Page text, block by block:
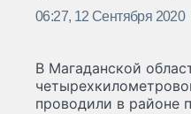
06:27, 12 Сентября 2020
В Магаданской
проводили в районе